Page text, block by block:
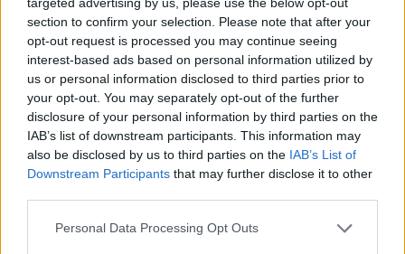
section to confirm your selection. Please note that after your
opt-out request is processed you may continue seeing
interest-based ads based on personal information utilized by
us or personal information disclosed to third parties prior to
your opt-out. You may separately opt-out of the further
disclosure of your personal information by third parties on the
IAB’s list of downstream participants. This information may
also be disclosed by us to third parties on the IAB’s List of
Downstream Participants that may further disclose it to other
Personal Data Processing Opt Outs
Székelyhon
Hetek óta először csökkent
az üzemanyagok ára
Székely Sport
Súlyos veszteség, kilenc
hónapra eltiltották a Sepsi